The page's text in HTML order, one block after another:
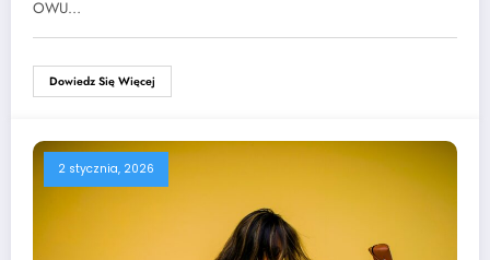
OWU…
Dowiedz Się Więcej
2 stycznia, 2026